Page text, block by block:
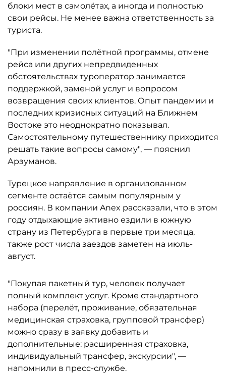
блоки мест в самолётах, а иногда и полностью
свои рейсы. Не менее важна ответственность за
туриста.
"При изменении полётной программы, отмене
рейса или других непредвиденных
обстоятельствах туроператор занимается
поддержкой, заменой услуг и вопросом
возвращения своих клиентов. Опыт пандемии и
последних кризисных ситуаций на Ближнем
Востоке это неоднократно показывал.
Самостоятельному путешественнику приходится
решать такие вопросы самому", — пояснил
Арзуманов.
Турецкое направление в организованном
сегменте остаётся самым популярным у
россиян. В компании Anex рассказали, что в этом
году отдыхающие активно ездили в южную
страну из Петербурга в первые три месяца,
также рост числа заездов заметен на июль-
август.
"Покупая пакетный тур, человек получает
полный комплект услуг. Кроме стандартного
набора (перелёт, проживание, обязательная
медицинская страховка, групповой трансфер)
можно сразу в заявку добавить и
дополнительные: расширенная страховка,
индивидуальный трансфер, экскурсии", —
напомнили в пресс-службе.